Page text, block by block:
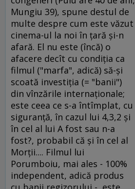
Mungiu 39), spune destul de
multe despre cum este văzut
cinema-ul la noi în ţară şi-n
afară. El nu este (încă) o
afacere decît cu condiţia ca
filmul ("marfa", adică) să-şi
scoată investiţia (= "banii")
din vînzările internaţionale;
este ceea ce s-a întîmplat, cu
siguranţă, în cazul lui 4,3,2 şi
în cel al lui A fost sau n-a
fost?, probabil că şi în cel al
Morţii.... Filmul lui
Porumboiu, mai ales - 100%
independent, adică produs